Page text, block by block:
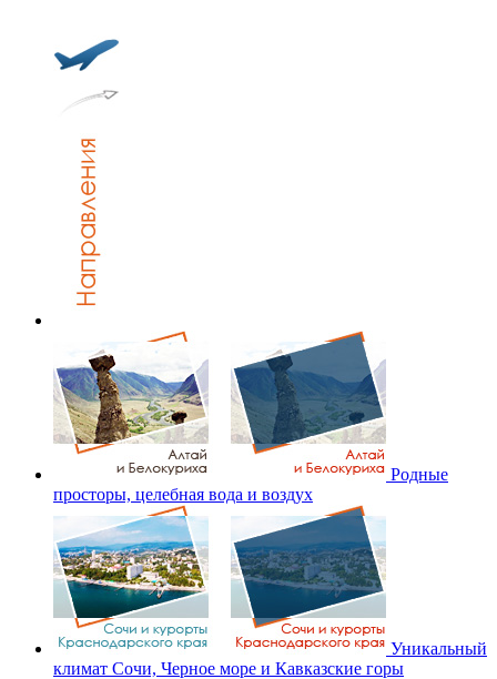
Родные
просторы, целебная вода и воздух
Уникальный
климат Сочи, Черное море и Кавказские горы